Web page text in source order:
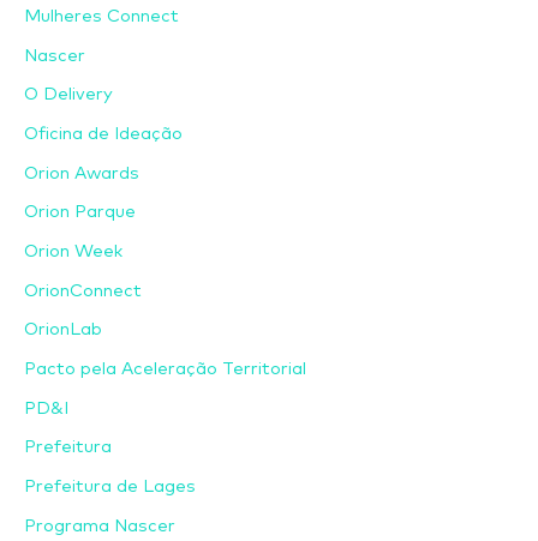
Mulheres Connect
Nascer
O Delivery
Oficina de Ideação
Orion Awards
Orion Parque
Orion Week
OrionConnect
OrionLab
Pacto pela Aceleração Territorial
PD&I
Prefeitura
Prefeitura de Lages
Programa Nascer